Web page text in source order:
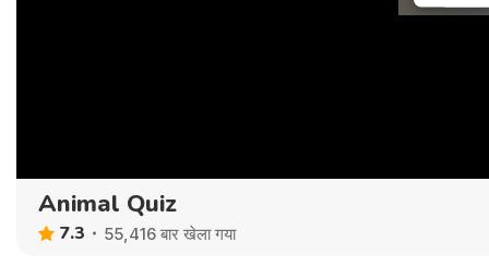
Animal Quiz
7.3 55,416 बार खेला गया